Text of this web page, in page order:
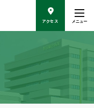
アクセス メニュー